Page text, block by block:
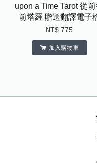
upon a Time Tarot 從前
前塔羅 贈送翻譯電子
NT$ 775
加入購物車